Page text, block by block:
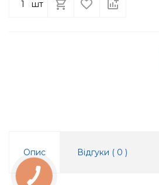
шт
Опис Відгуки ( 0 )
КНОПКА
ЗВ'ЯЗКУ